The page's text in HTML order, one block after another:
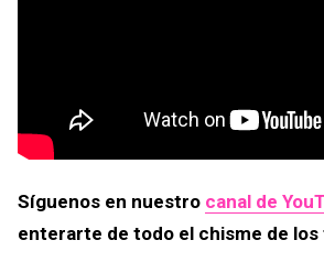
Síguenos en nuestro canal de
enterarte de todo el chisme de los